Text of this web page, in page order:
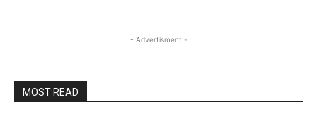
- Advertisment -
MOST READ